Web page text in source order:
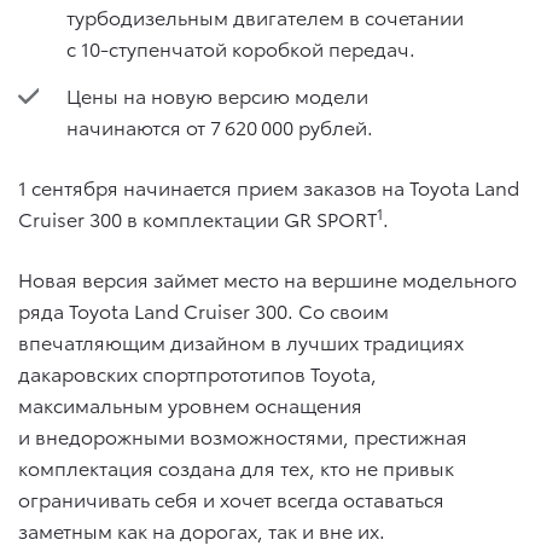
турбодизельным двигателем в сочетании
с 10-ступенчатой коробкой передач.
Цены на новую версию модели
начинаются от 7 620 000 рублей.
1 сентября начинается прием заказов на Toyota Land
Cruiser 300 в комплектации GR SPORT1.
Новая версия займет место на вершине модельного
ряда Toyota Land Cruiser 300. Со своим
впечатляющим дизайном в лучших традициях
дакаровских спортпрототипов Toyota,
максимальным уровнем оснащения
и внедорожными возможностями, престижная
комплектация создана для тех, кто не привык
ограничивать себя и хочет всегда оставаться
заметным как на дорогах, так и вне их.